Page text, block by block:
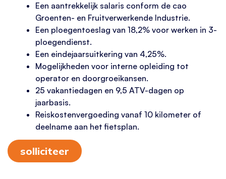
Een aantrekkelijk salaris conform de cao
Groenten- en Fruitverwerkende Industrie.
Een ploegentoeslag van 18,2% voor werken in 3-
ploegendienst.
Een eindejaarsuitkering van 4,25%.
Mogelijkheden voor interne opleiding tot
operator en doorgroeikansen.
25 vakantiedagen en 9,5 ATV-dagen op
jaarbasis.
Reiskostenvergoeding vanaf 10 kilometer of
deelname aan het fietsplan.
solliciteer